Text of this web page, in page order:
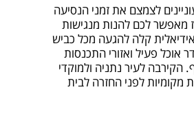
לצמצם את זמני הנסיעה
מאפשר לכם להנות מנגישות
קלה להגעה מכל כביש
פעיל ואזורי התכנסות
הקירבה לעיר נתניה ולמוקדי
מקומיות לפני החזרה לבית